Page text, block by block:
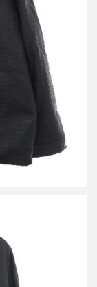
ツジャケット